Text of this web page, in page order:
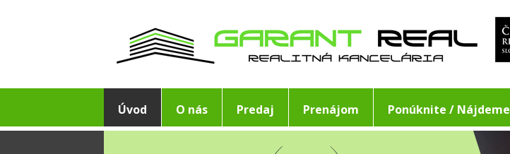
Úvod O nás Predaj Prenájom Ponúknite / Nájdeme